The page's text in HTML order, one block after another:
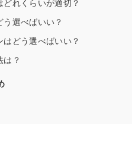
れくらいが適切？
選べばいい？
どう選べばいい？
は？